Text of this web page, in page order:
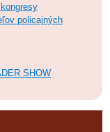
policajných
SHOW